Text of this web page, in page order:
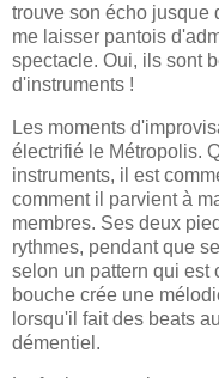
trouve son écho jusque
me laisser pantois
spectacle. Oui, ils sont
d'instruments !
Les moments
électrifié le Métropolis.
instruments, il est
comment il parvient à
membres. Ses deux
rythmes, pendant que
selon un pattern qui est
bouche crée une
lorsqu'il fait des beats
démentiel.